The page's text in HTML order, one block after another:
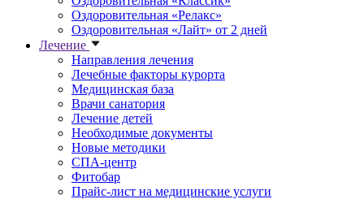
Оздоровительная «Релакс»
Оздоровительная «Лайт» от 2 дней
Лечение
Направления лечения
Лечебные факторы курорта
Медицинская база
Врачи санатория
Лечение детей
Необходимые документы
Новые методики
СПА-центр
Фитобар
Прайс-лист на медицинские услуги